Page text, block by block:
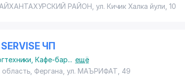
РАЙОН ул. Кичик Халка йули , 10
ЧП
,Кафе-бар... ещё
Фергана, ул. МАЪРИФАТ , 49